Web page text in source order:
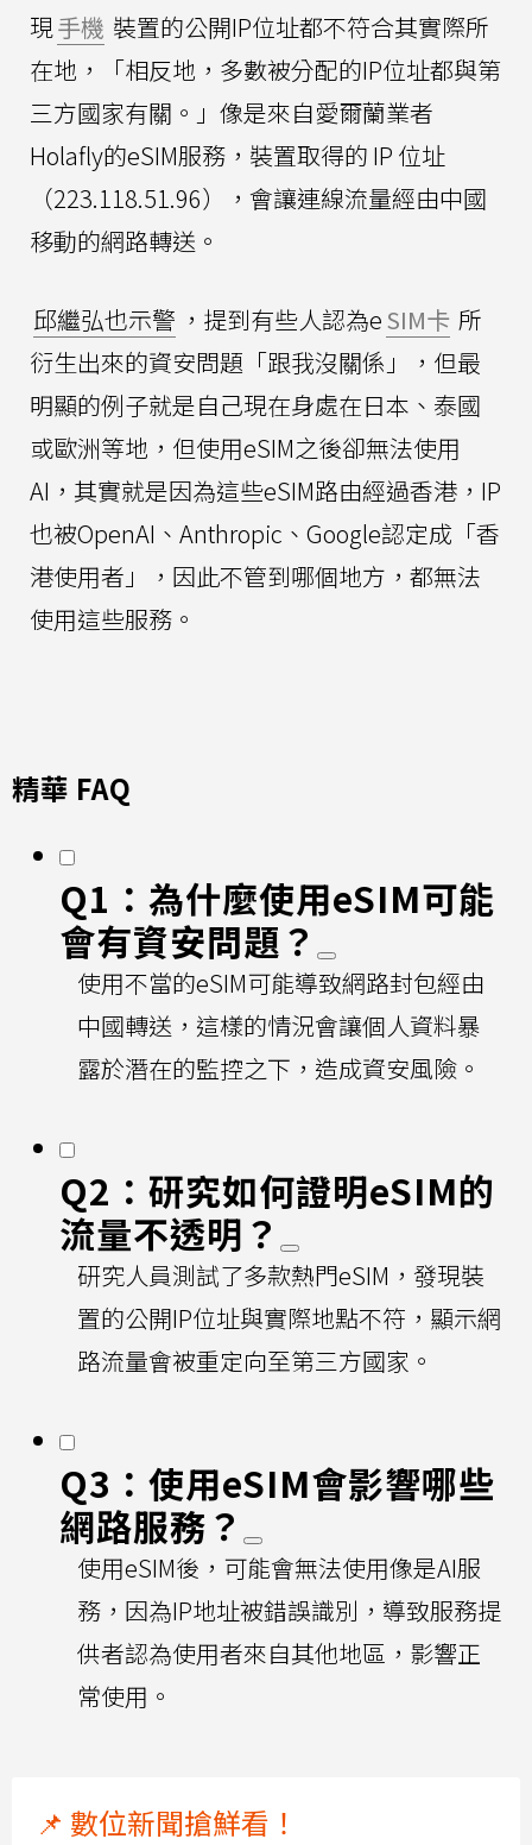
現手機 裝置的公開IP位址都不符合其實際所
在地，「相反地，多數被分配的IP位址都與第
三方國家有關。」像是來自愛爾蘭業者
Holafly的eSIM服務，裝置取得的 IP 位址
（223.118.51.96），會讓連線流量經由中國
移動的網路轉送。
邱繼弘也示警 ，提到有些人認為eSIM卡 所
衍生出來的資安問題「跟我沒關係」，但最
明顯的例子就是自己現在身處在日本、泰國
或歐洲等地，但使用eSIM之後卻無法使用
AI，其實就是因為這些eSIM路由經過香港，IP
也被OpenAI、Anthropic、Google認定成「香
港使用者」，因此不管到哪個地方，都無法
使用這些服務。
精華 FAQ
Q1：為什麼使用eSIM可能
會有資安問題？
使用不當的eSIM可能導致網路封包經由
中國轉送，這樣的情況會讓個人資料暴
露於潛在的監控之下，造成資安風險。
Q2：研究如何證明eSIM的
流量不透明？
研究人員測試了多款熱門eSIM，發現裝
置的公開IP位址與實際地點不符，顯示網
路流量會被重定向至第三方國家。
Q3：使用eSIM會影響哪些
網路服務？
使用eSIM後，可能會無法使用像是AI服
務，因為IP地址被錯誤識別，導致服務提
供者認為使用者來自其他地區，影響正
常使用。
📌 數位新聞搶鮮看！